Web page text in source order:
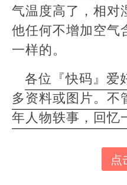
气温度高了，相对
他任何不增加空气
一样的。
各位『快码』爱
多资料或图片。不
年人物轶事，回忆
本
点